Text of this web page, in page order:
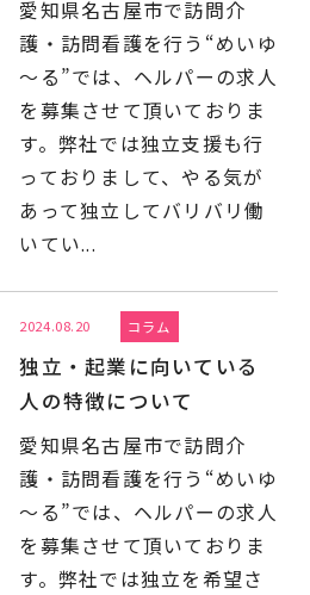
愛知県名古屋市で訪問介
護・訪問看護を行う“めいゆ
～る”では、ヘルパーの求人
を募集させて頂いておりま
す。弊社では独立支援も行
っておりまして、やる気が
あって独立してバリバリ働
いてい...
2024.08.20 コラム
独立・起業に向いている
人の特徴について
愛知県名古屋市で訪問介
護・訪問看護を行う“めいゆ
～る”では、ヘルパーの求人
を募集させて頂いておりま
す。弊社では独立を希望さ